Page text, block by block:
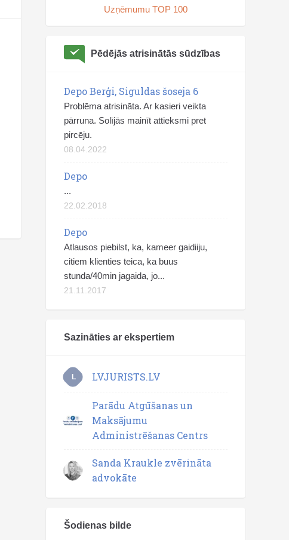
Uzņēmumu TOP 100
Pēdējās atrisinātās sūdzības
Depo Berģi, Siguldas šoseja 6
Problēma atrisināta. Ar kasieri veikta
pārruna. Solījās mainīt attieksmi pret
pircēju.
08.04.2022
Depo
...
22.02.2018
Depo
Atlausos piebilst, ka, kameer gaidiiju,
citiem klienties teica, ka buus
stunda/40min jagaida, jo...
21.11.2017
Sazināties ar ekspertiem
L LVJURISTS.LV
Parādu Atgūšanas un
Maksājumu
Administrēšanas Centrs
Sanda Kraukle zvērināta
advokāte
Šodienas bilde